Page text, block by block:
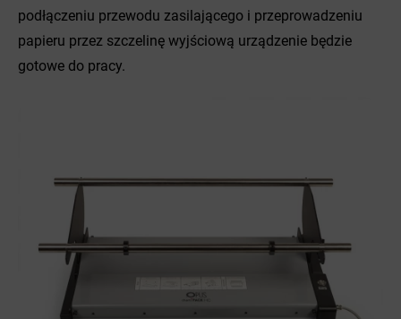
podłączeniu przewodu zasilającego i przeprowadzeniu
papieru przez szczelinę wyjściową urządzenie będzie
gotowe do pracy.